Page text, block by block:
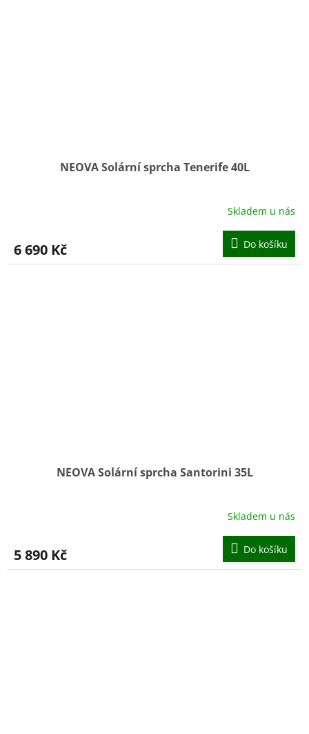
NEOVA Solární sprcha Tenerife 40L
Skladem u nás
6 690 Kč Do košíku
NEOVA Solární sprcha Santorini 35L
Skladem u nás
5 890 Kč Do košíku